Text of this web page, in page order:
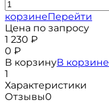
корзинеПерейти
Цена по запросу
1 230 ₽
0 ₽
В корзинуВ корзине
1
Характеристики
Отзывы0